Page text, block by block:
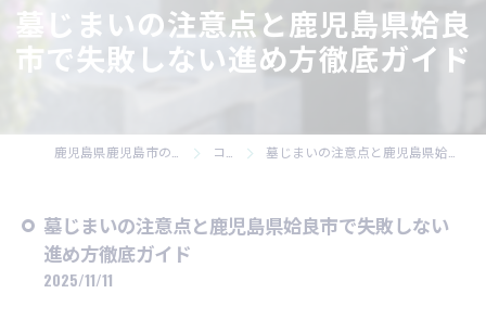
墓じまいの注意点と鹿児島県姶良
市で失敗しない進め方徹底ガイド
コラム 墓じまいの注意点と鹿児島県姶良市で失敗しない進め方徹底ガイド
墓じまいの注意点と鹿児島県姶良市で失敗しない
進め方徹底ガイド
2025/11/11